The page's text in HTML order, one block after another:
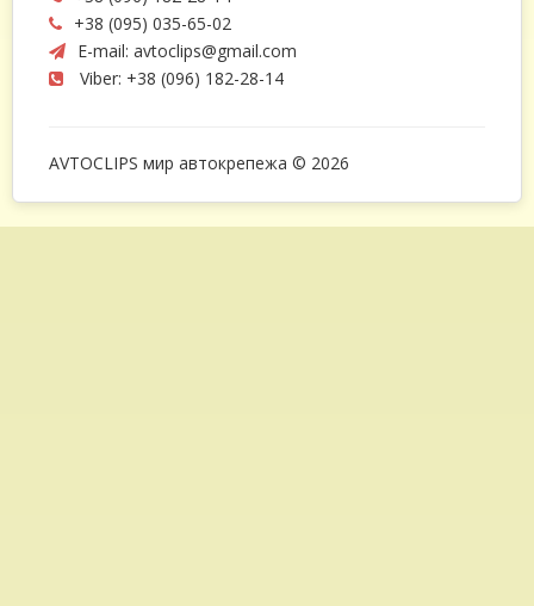
+38 (095) 035-65-02
E-mail: avtoclips@gmail.com
Viber: +38 (096) 182-28-14
AVTOCLIPS мир автокрепежа © 2026